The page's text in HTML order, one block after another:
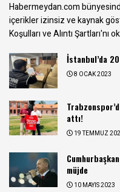
Habermeydan.com
içerikler izinsiz ve kaynak
Koşulları ve Alıntı Şartları'nı
İstanbul’da
8 OCAK 2023
attı!
19 TEMMUZ
müjde
10 MAYIS 2023